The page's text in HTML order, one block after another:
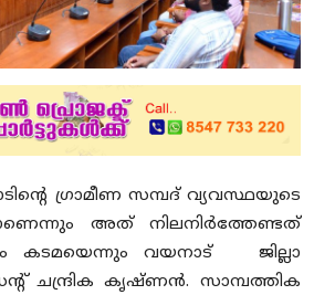
ഗ്രാമീണ സമ്പദ് വ്യവസ്ഥയുടെ
അത് നിലനിര്‍ത്തേണ്ടത്
കടമയെന്നും വയനാട് ജില്ലാ
ചന്ദ്രിക കൃഷ്ണന്‍. സാമ്പത്തിക